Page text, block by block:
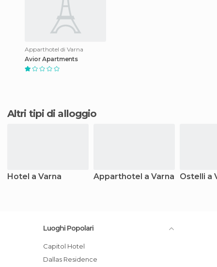
Apparthotel di Varna
Avior Apartments
Altri tipi di alloggio
Hotel a Varna Apparthotel a Varna Ostelli a
Luoghi Popolari
Capitol Hotel
Dallas Residence